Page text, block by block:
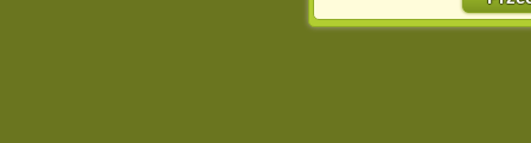
http://chomikuj.pl/